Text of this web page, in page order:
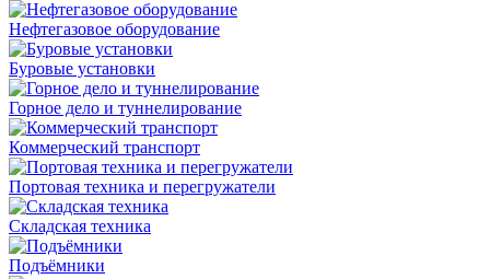
Нефтегазовое оборудование
Буровые установки
Горное дело и туннелирование
Коммерческий транспорт
Портовая техника и перегружатели
Складская техника
Подъёмники